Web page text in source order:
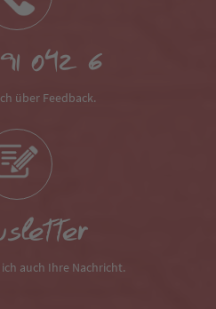
042 6
über Feedback.
auch Ihre Nachricht.